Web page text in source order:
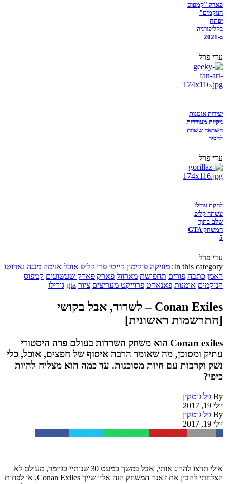
פארק "קמפוס
הנוקמים"
יפתח
בקליפורניה
ב-2021
עדי פרל
יצירות אומנות
גיקיות מעוררות
השראה ששווה
להכיר
עדי פרל
להקת גורילז
עשתה קליפ
שלם בתוך
המשחק GTA
5
עדי פרל
In this category: מוזיקה פוקימון קייטי פרי קליפ אוכל אנימה מנגה נארוטו
ראמן כתבה פורים תחפושת מארוול פארק פארק שעשועים קמפוס
הנוקמים אומנות פאנארט פרוייקט מעריצים ציור gta גורילז
Conan Exiles – לשרוד, אבל בקושי
[התרשמות ראשונית]
Conan exiles הוא משחק השרדות בעולם פרה היסטורי
עתיק ומסוכן, מה שאומר הרבה איסוף של חפצים, אוכל, כלי
נשק וקרבות עם חיות מסוכנות. עד כמה הוא מצליח להיות
כיפי?
By גיל גוטקין
יולי 19, 2017
By גיל גוטקין
יולי 19, 2017
אולי תרצו להרוג אותי, אבל במשך כמעט 30 שנותיי כגיימר, מעולם לא
הצלחתי להבין את ז'אנר המשחק הזה אליו שייך Conan Exiles, או לפחות